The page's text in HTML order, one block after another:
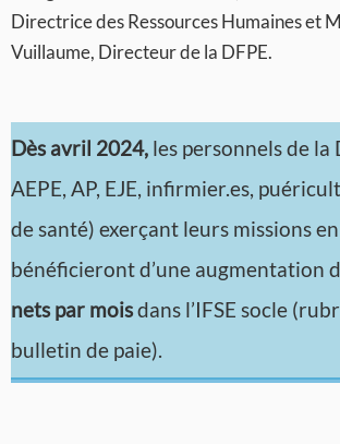
Directrice des Ressources Humaines et
Vuillaume, Directeur de la DFPE.
Dès avril 2024, les personnels de la
AEPE, AP, EJE, infirmier.es,
de santé) exerçant leurs missions en
bénéficieront d’une augmentation
nets par moisdans l’IFSE socle
bulletin de paie).